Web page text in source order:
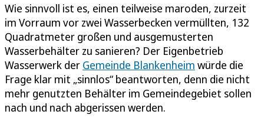
Wie sinnvoll ist es, einen teilweise maroden, zurzeit
im Vorraum vor zwei Wasserbecken vermüllten, 132
Quadratmeter großen und ausgemusterten
Wasserbehälter zu sanieren? Der Eigenbetrieb
Wasserwerk der Gemeinde Blankenheim würde die
Frage klar mit „sinnlos“ beantworten, denn die nicht
mehr genutzten Behälter im Gemeindegebiet sollen
nach und nach abgerissen werden.